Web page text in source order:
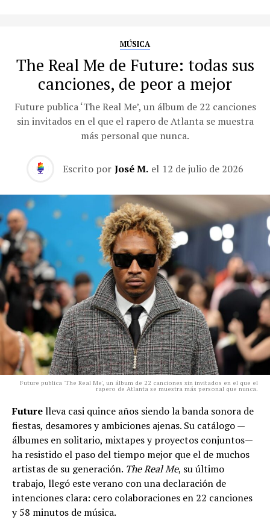
MÚSICA
The Real Me de Future: todas sus
canciones, de peor a mejor
Future publica ‘The Real Me’, un álbum de 22 canciones
sin invitados en el que el rapero de Atlanta se muestra
más personal que nunca.
Escrito por José M. el 12 de julio de 2026
Future publica 'The Real Me', un álbum de 22 canciones sin invitados en el que el
rapero de Atlanta se muestra más personal que nunca.
Futurelleva casi quince años siendo la banda sonora de
fiestas, desamores y ambiciones ajenas. Su catálogo —
álbumes en solitario, mixtapes y proyectos conjuntos—
ha resistido el paso del tiempo mejor que el de muchos
artistas de su generación. The Real Me, su último
trabajo, llegó este verano con una declaración de
intenciones clara: cero colaboraciones en 22 canciones
y 58 minutos de música.